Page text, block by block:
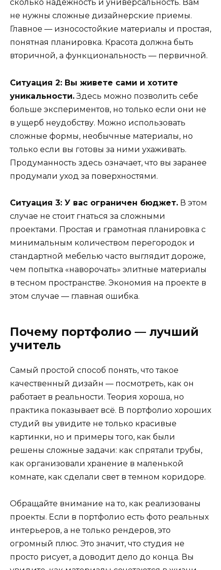
сколько надежность и универсальность. Вам
не нужны сложные дизайнерские приемы.
Главное — износостойкие материалы и простая,
понятная планировка. Красота должна быть
вторичной, а функциональность — первичной.
Ситуация 2: Вы живете сами и хотите
уникальности.Здесь можно позволить себе
больше экспериментов, но только если они не
в ущерб неудобству. Можно использовать
сложные формы, необычные материалы, но
только если вы готовы за ними ухаживать.
Продуманность здесь означает, что вы заранее
продумали уход за поверхностями.
Ситуация 3: У вас ограничен бюджет. В этом
случае не стоит гнаться за сложными
проектами. Простая и грамотная планировка с
минимальным количеством перегородок и
стандартной мебелью часто выглядит дороже,
чем попытка «наворочать» элитные материалы
в тесном пространстве. Экономия на проекте в
этом случае — главная ошибка.
Почему портфолио — лучший
учитель
Самый простой способ понять, что такое
качественный дизайн — посмотреть, как он
работает в реальности. Теория хороша, но
практика показывает всё. В портфолио хороших
студий вы увидите не только красивые
картинки, но и примеры того, как были
решены сложные задачи: как спрятали трубы,
как организовали хранение в маленькой
комнате, как сделали свет в темном коридоре.
Обращайте внимание на то, как реализованы
проекты. Если в портфолио есть фото реальных
интерьеров, а не только рендеров, это
огромный плюс. Это значит, что студия не
просто рисует, а доводит дело до конца. Вы